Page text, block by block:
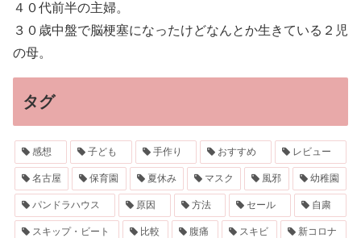
４０代前半の主婦。
３０歳中盤で脳梗塞になったけどなんとか生きている２児
の母。
タグ
感想 子ども 手作り おすすめ レビュー
名古屋 保育園 夏休み マスク 風邪 幼稚園
パンドラハウス 原因 方法 セール 自粛
スキップ・ビート 比較 腹痛 スキビ 新コロナ